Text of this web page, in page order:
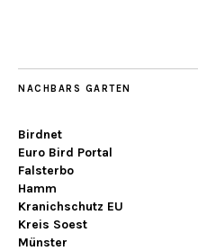
NACHBARS GARTEN
Birdnet
Euro Bird Portal
Falsterbo
Hamm
Kranichschutz EU
Kreis Soest
Münster